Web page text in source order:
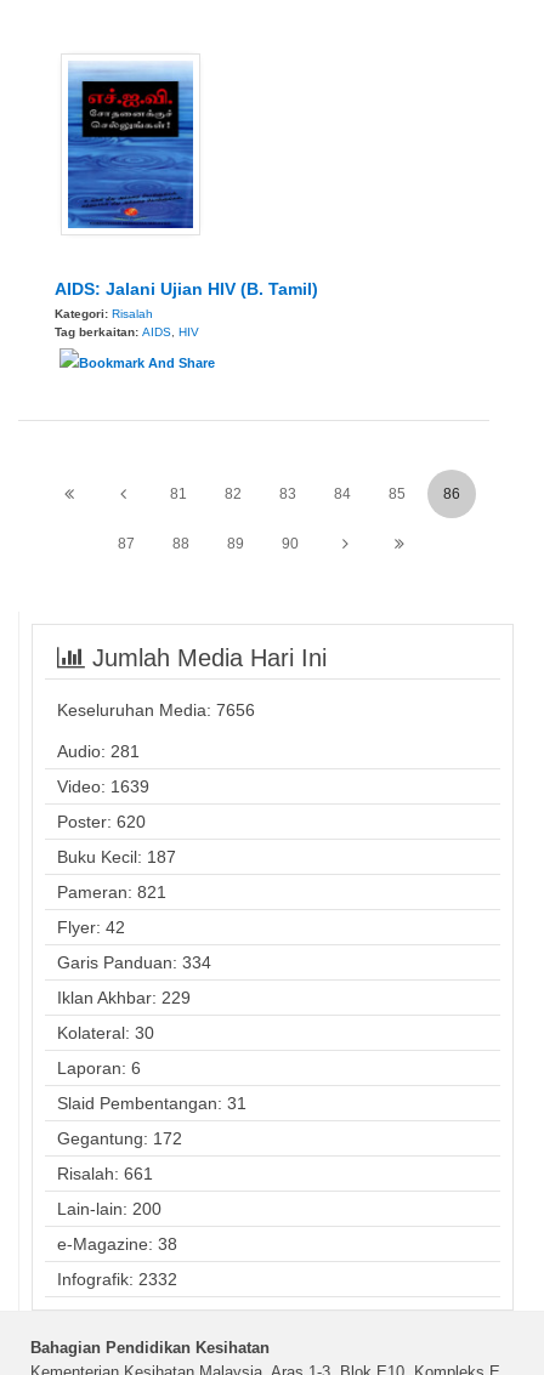
AIDS: Jalani Ujian HIV (B. Tamil)
Kategori: Risalah
Tag berkaitan: AIDS, HIV
81 82 83 84 85 86
87 88 89 90
Jumlah Media Hari Ini
Keseluruhan Media: 7656
Audio: 281
Video: 1639
Poster: 620
Buku Kecil: 187
Pameran: 821
Flyer: 42
Garis Panduan: 334
Iklan Akhbar: 229
Kolateral: 30
Laporan: 6
Slaid Pembentangan: 31
Gegantung: 172
Risalah: 661
Lain-lain: 200
e-Magazine: 38
Infografik: 2332
Bahagian Pendidikan Kesihatan